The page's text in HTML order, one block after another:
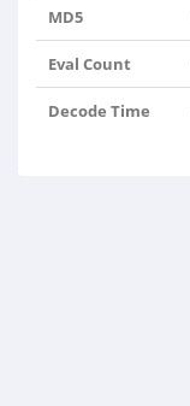
MD5
Eval Count
Decode Time